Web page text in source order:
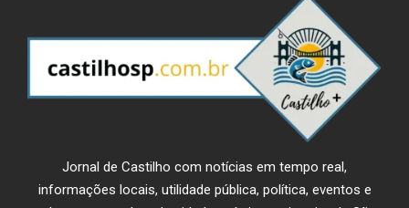
Jornal de Castilho com notícias em tempo real,
informações locais, utilidade pública, política, eventos e